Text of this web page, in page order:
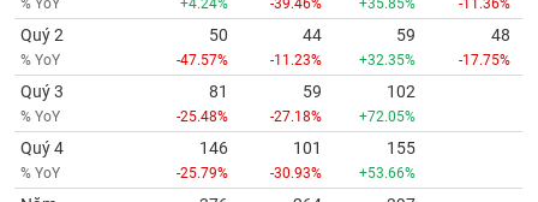
% YoY +4.24% -39.46% +35.85% -11.36%
Quý 2
% YoY
50
-47.57%
44
-11.23%
59
+32.35%
48
-17.75%
Quý 3
% YoY
81
-25.48%
59
-27.18%
102
+72.05%
Quý 4
% YoY
146
-25.79%
101
-30.93%
155
+53.66%